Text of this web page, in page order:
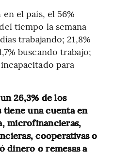
el país, el 56%
tiempo la semana
trabajando; 21,8%
buscando trabajo;
para
un 26,3% de los
tiene una cuenta en
microfinancieras,
cooperativas o
dinero o remesas a